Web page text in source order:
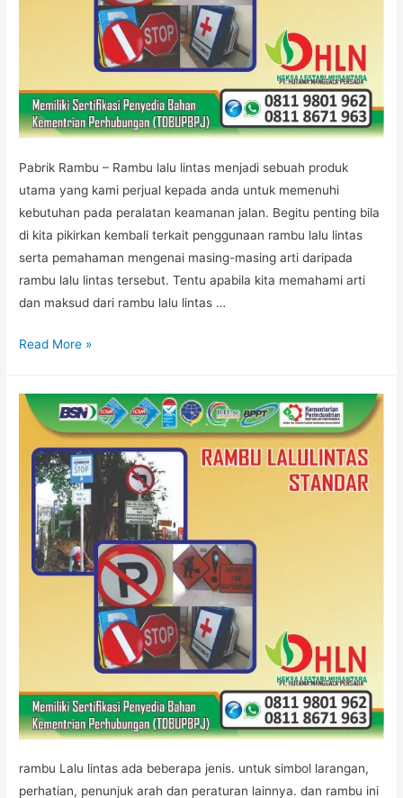
Pabrik Rambu – Rambu lalu lintas menjadi sebuah produk
utama yang kami perjual kepada anda untuk memenuhi
kebutuhan pada peralatan keamanan jalan. Begitu penting bila
di kita pikirkan kembali terkait penggunaan rambu lalu lintas
serta pemahaman mengenai masing-masing arti daripada
rambu lalu lintas tersebut. Tentu apabila kita memahami arti
dan maksud dari rambu lalu lintas …
Harga
Lintas
Pabrik
Rambu
Read More »
rambu Lalu lintas ada beberapa jenis. untuk simbol larangan,
perhatian, penunjuk arah dan peraturan lainnya. dan rambu ini